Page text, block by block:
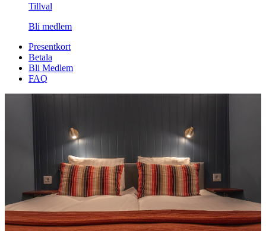
Tillval
Bli medlem
Presentkort
Betala
Bli Medlem
FAQ